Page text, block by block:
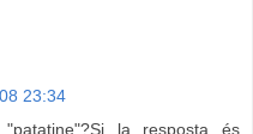
23:34
la resposta és